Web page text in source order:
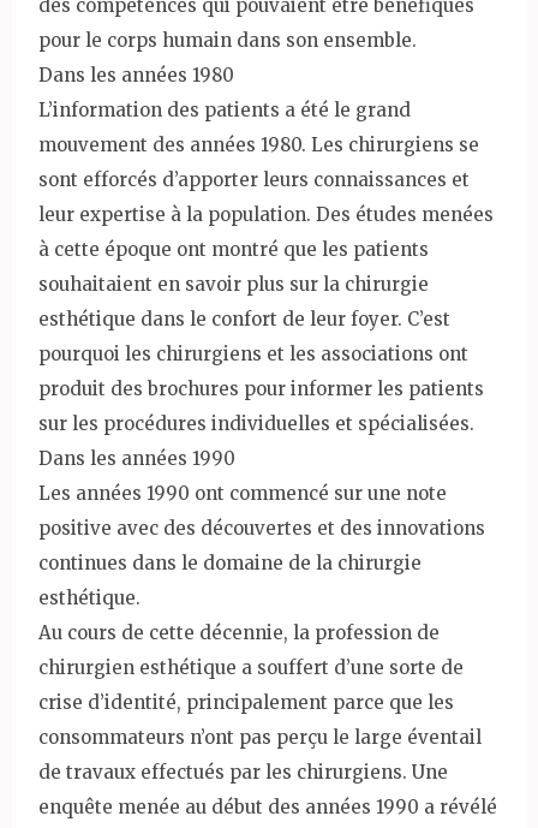
des compétences qui pouvaient être bénéfiques
pour le corps humain dans son ensemble.
Dans les années 1980
L’information des patients a été le grand
mouvement des années 1980. Les chirurgiens se
sont efforcés d’apporter leurs connaissances et
leur expertise à la population. Des études menées
à cette époque ont montré que les patients
souhaitaient en savoir plus sur la chirurgie
esthétique dans le confort de leur foyer. C’est
pourquoi les chirurgiens et les associations ont
produit des brochures pour informer les patients
sur les procédures individuelles et spécialisées.
Dans les années 1990
Les années 1990 ont commencé sur une note
positive avec des découvertes et des innovations
continues dans le domaine de la chirurgie
esthétique.
Au cours de cette décennie, la profession de
chirurgien esthétique a souffert d’une sorte de
crise d’identité, principalement parce que les
consommateurs n’ont pas perçu le large éventail
de travaux effectués par les chirurgiens. Une
enquête menée au début des années 1990 a révélé